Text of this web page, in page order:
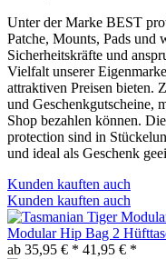
Unter der Marke BEST
Patche, Mounts, Pads und
Sicherheitskräfte und
Vielfalt unserer
attraktiven Preisen bieten.
und Geschenkgutscheine,
Shop bezahlen können.
protection sind in
und ideal als Geschenk
Kunden kauften auch
Kunden kauften auch
Modular Hip Bag 2
ab 35,95 € * 41,95 € *